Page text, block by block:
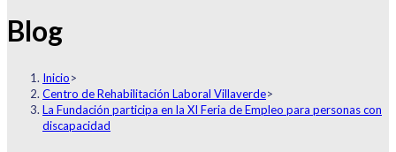
Blog
Inicio>
Centro de Rehabilitación Laboral Villaverde>
La Fundación participa en la XI Feria de Empleo para personas con
discapacidad